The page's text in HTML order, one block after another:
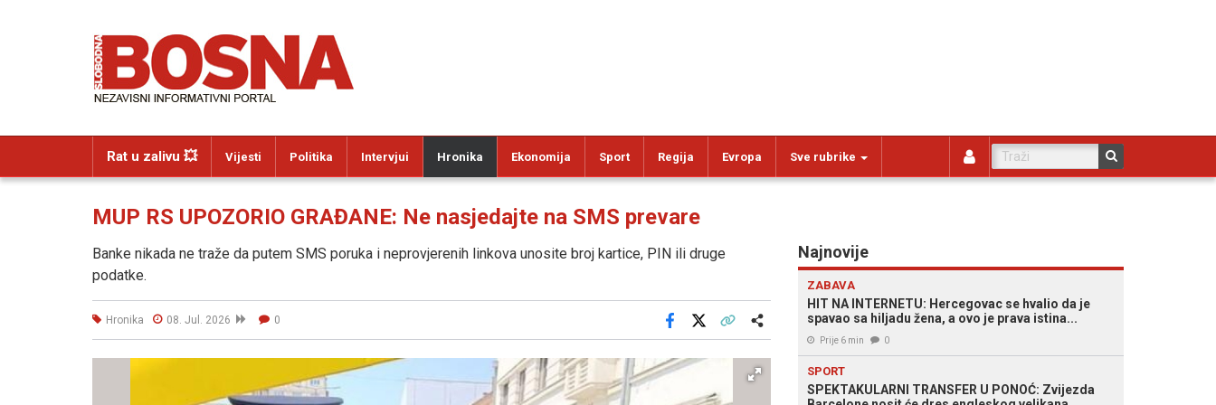
Rat u zalivu 💥 Vijesti Politika Intervjui Hronika Ekonomija Sport Regija Evropa Sve rubrike
MUP RS UPOZORIO GRAĐANE: Ne nasjedajte na SMS prevare
Banke nikada ne traže da putem SMS poruka i neprovjerenih linkova unosite broj kartice, PIN ili druge
podatke.
Hronika 08. Jul. 2026 0
Facebook
Najnovije
ZABAVA
HIT NA INTERNETU: Hercegovac se hvalio da je
spavao sa hiljadu žena, a ovo je prava istina...
Prije 6 min 0
SPORT
SPEKTAKULARNI TRANSFER U PONOĆ: Zvijezda